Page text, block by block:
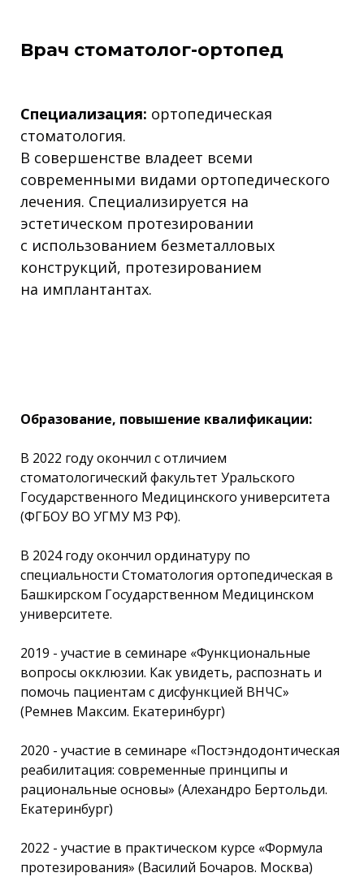
Врач стоматолог-ортопед
Специализация: ортопедическая
стоматология.
В совершенстве владеет всеми
современными видами ортопедического
лечения. Специализируется на
эстетическом протезировании
с использованием безметалловых
конструкций, протезированием
на имплантантах.
Образование, повышение квалификации:
В 2022 году окончил с отличием
стоматологический факультет Уральского
Государственного Медицинского университета
(ФГБОУ ВО УГМУ МЗ РФ).
В 2024 году окончил ординатуру по
специальности Стоматология ортопедическая в
Башкирском Государственном Медицинском
университете.
2019 - участие в семинаре «Функциональные
вопросы окклюзии. Как увидеть, распознать и
помочь пациентам с дисфункцией ВНЧС»
(Ремнев Максим. Екатеринбург)
2020 - участие в семинаре «Постэндодонтическая
реабилитация: современные принципы и
рациональные основы» (Алехандро Бертольди.
Екатеринбург)
2022 - участие в практическом курсе «Формула
протезирования» (Василий Бочаров. Москва)